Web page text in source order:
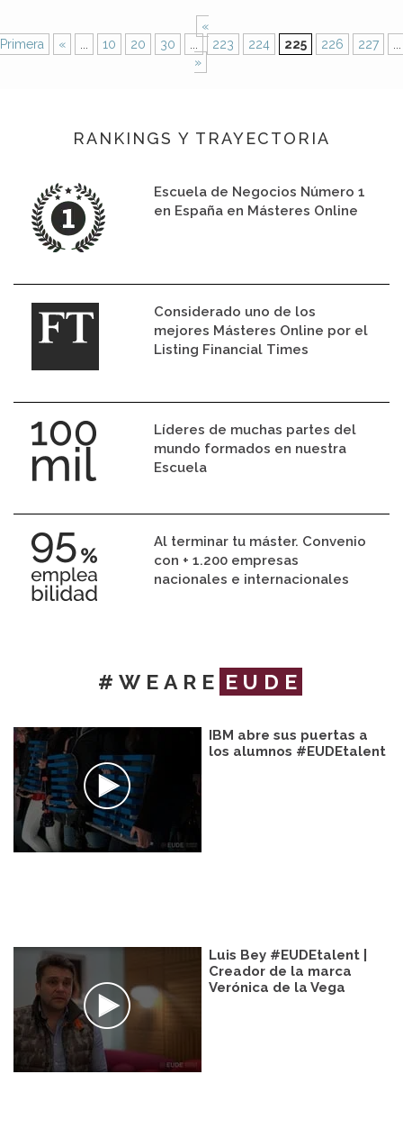
«
Primera
« 10 20 30 223 224 225 226 227
»
RANKINGS Y TRAYECTORIA
Escuela de Negocios Número 1
en España en Másteres Online
Considerado uno de los
mejores Másteres Online por el
Listing Financial Times
Líderes de muchas partes del
mundo formados en nuestra
Escuela
Al terminar tu máster. Convenio
con + 1.200 empresas
nacionales e internacionales
#WEARE EUDE
IBM abre sus puertas a
los alumnos #EUDEtalent
Luis Bey #EUDEtalent |
Creador de la marca
Verónica de la Vega